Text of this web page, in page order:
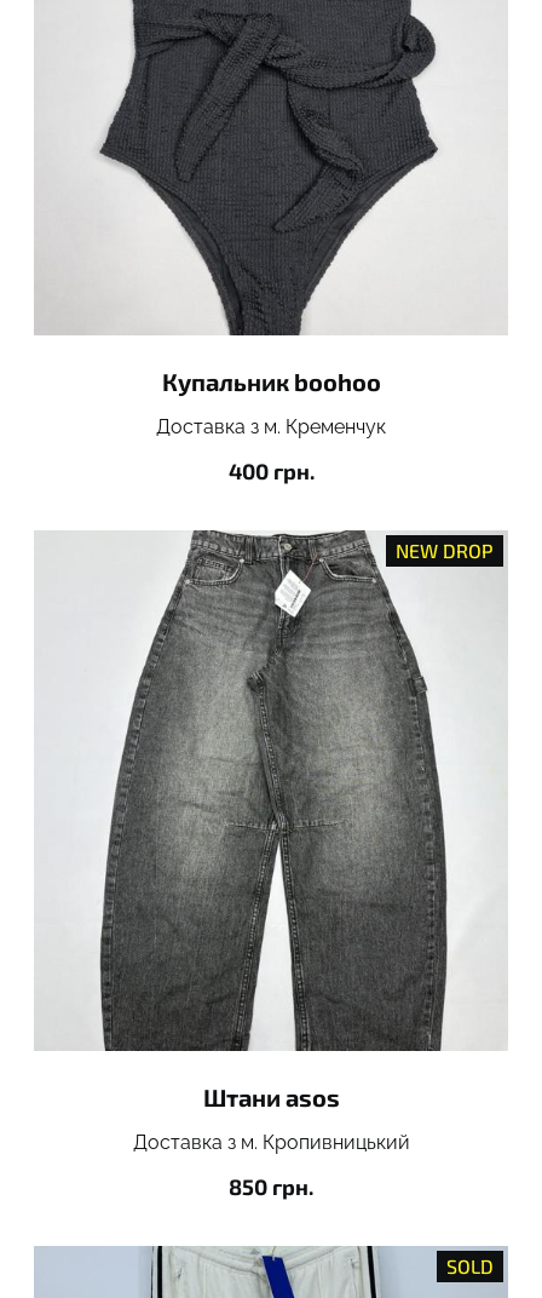
Купальник boohoo
Доставка з м. Кременчук
400 грн.
NEW DROP
Штани asos
Доставка з м. Кропивницький
850 грн.
SOLD